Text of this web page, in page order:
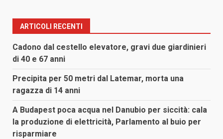
ARTICOLI RECENTI
Cadono dal cestello elevatore, gravi due giardinieri
di 40 e 67 anni
Precipita per 50 metri dal Latemar, morta una
ragazza di 14 anni
A Budapest poca acqua nel Danubio per siccità: cala
la produzione di elettricità, Parlamento al buio per
risparmiare